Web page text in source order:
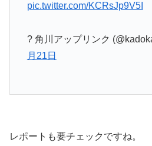
pic.twitter.com/KCRsJp9V5I
? 角川アップリンク
月21日
レポートも要チェックですね。